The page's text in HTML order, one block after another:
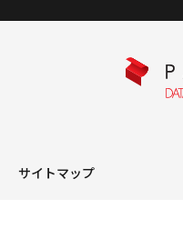
サイトマップ